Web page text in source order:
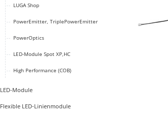
LUGA Shop
PowerEmitter, TriplePowerEmitter
PowerOptics
LED-Module Spot XP,HC
High Performance (COB)
LED-Module
Flexible LED-Linienmodule